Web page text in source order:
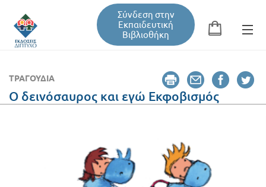
Σύνδεση στην
Εκπαιδευτική
Βιβλιοθήκη
Φόρμα αναζήτησης
ΤΡΑΓΟΎΔΙΑ
Ο δεινόσαυρος και εγώ Εκφοβισμός